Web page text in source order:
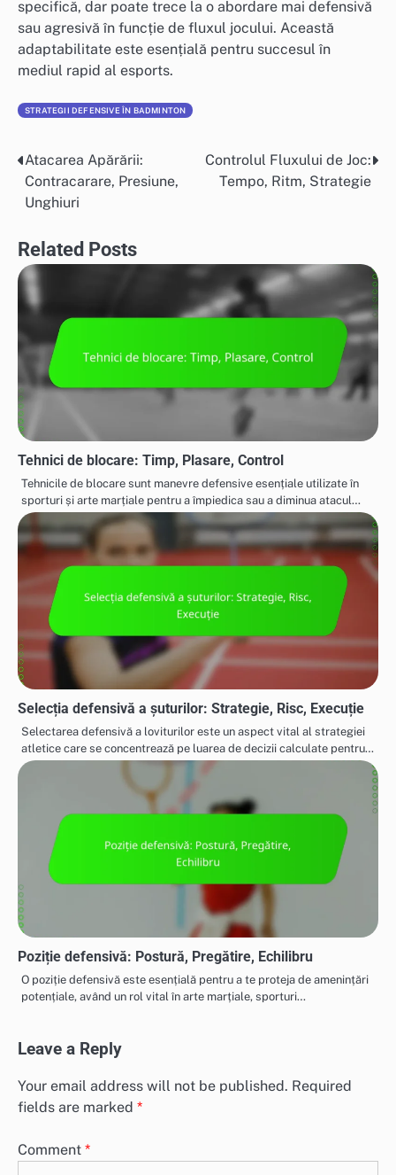
specifică, dar poate trece la o abordare mai defensivă
sau agresivă în funcție de fluxul jocului. Această
adaptabilitate este esențială pentru succesul în
mediul rapid al esports.
STRATEGII DEFENSIVE ÎN BADMINTON
Post
navigation
Atacarea Apărării:
Contracarare, Presiune,
Unghiuri
Controlul Fluxului de Joc:
Tempo, Ritm, Strategie
Related Posts
Tehnici de blocare: Timp, Plasare, Control
Tehnicile de blocare sunt manevre defensive esențiale utilizate în
sporturi și arte marțiale pentru a împiedica sau a diminua atacul…
Selecția defensivă a șuturilor: Strategie, Risc, Execuție
Selectarea defensivă a loviturilor este un aspect vital al strategiei
atletice care se concentrează pe luarea de decizii calculate pentru…
Poziție defensivă: Postură, Pregătire, Echilibru
O poziție defensivă este esențială pentru a te proteja de amenințări
potențiale, având un rol vital în arte marțiale, sporturi…
Leave a Reply
Your email address will not be published. Required
fields are marked *
Comment *